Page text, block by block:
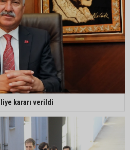
kararı verildi